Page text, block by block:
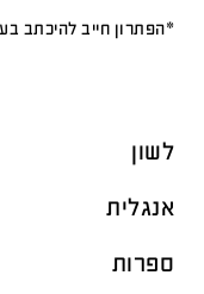
*הפתרון חייב להיכתב
לשון
אנגלית
ספרות